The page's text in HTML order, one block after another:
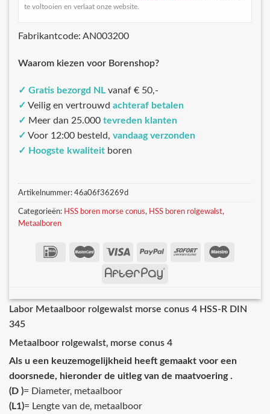
te voltooien en verlaat onze website.
Fabrikantcode: AN003200
Waarom kiezen voor Borenshop?
✓ Gratis bezorgd NL vanaf € 50,-
✓ Veilig en vertrouwd achteraf betalen
✓ Meer dan 25.000 tevreden klanten
✓ Voor 12:00 besteld, vandaag verzonden
✓ Hoogste kwaliteit boren
Artikelnummer: 46a06f36269d
Categorieën: HSS boren morse conus, HSS boren rolgewalst,
Metaalboren
Labor Metaalboor rolgewalst morse conus 4 HSS-R DIN
345
Metaalboor rolgewalst‚ morse conus 4
Als u een keuzemogelijkheid heeft gemaakt voor een
doorsnede, hieronder de uitleg van de maatvoering .
(D )= Diameter‚ metaalboor
(L1)= Lengte van de‚ metaalboor